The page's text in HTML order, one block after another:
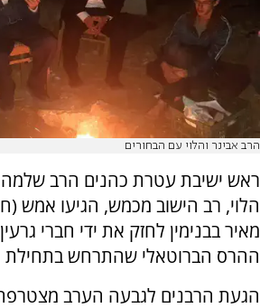
הרב אבינר והלוי עם הבחורים
ראש ישיבת עטרת כהנים הרב שלמה
הלוי, רב הישוב מכמש, הגיעו אמש
מאיר בבנימין לחזק את ידי חברי
ההרס הברוטאלי שהתרחש בתחילת
הגעת הרבנים לגבעה הערב